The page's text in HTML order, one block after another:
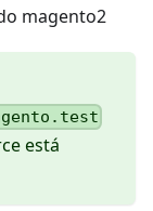
magento2
está